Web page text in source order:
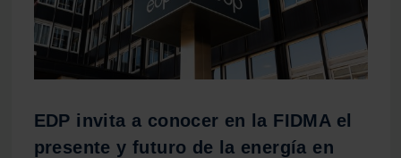
EDP invita a conocer en la FIDMA el
presente y futuro de la energía en